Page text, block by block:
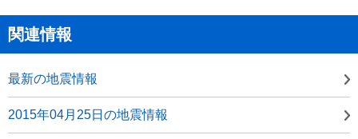
関連情報
最新の地震情報
2015年04月25日の地震情報